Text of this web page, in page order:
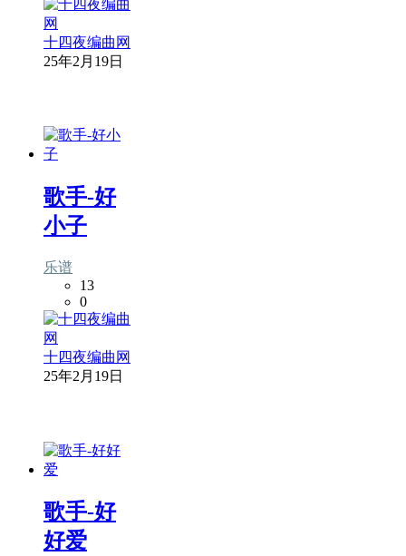
十四夜编曲网
25年2月19日
歌手-好
小子
乐谱
13
0
十四夜编曲网
25年2月19日
歌手-好
好爱